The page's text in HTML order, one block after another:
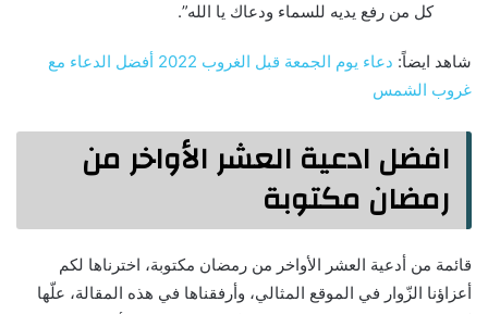
كل من رفع يديه للسماء ودعاك يا الله”.
شاهد ايضاً:
دعاء يوم الجمعة قبل الغروب 2022 أفضل الدعاء مع
غروب الشمس
افضل ادعية العشر الأواخر من
رمضان مكتوبة
قائمة من أدعية العشر الأواخر من رمضان مكتوبة، اخترناها لكم
أعزاؤنا الزّوار في الموقع المثالي، وأرفقناها في هذه المقالة، علّها